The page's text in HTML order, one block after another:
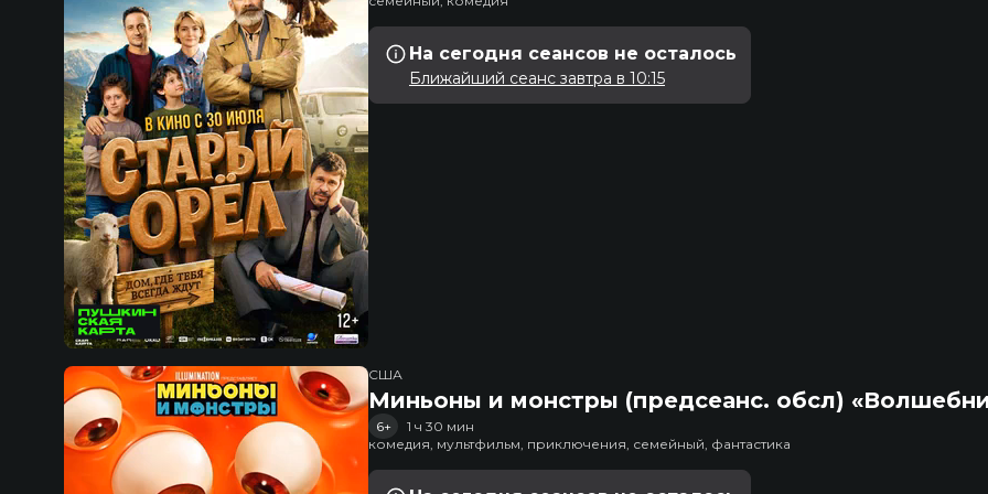
На сегодня сеансов не осталось
Ближайший сеанс завтра в 10:15
США
Миньоны и монстры (предсеанс. обсл)
6+
1 ч 30 мин
комедия, мультфильм, приключения, семейный, фантастика